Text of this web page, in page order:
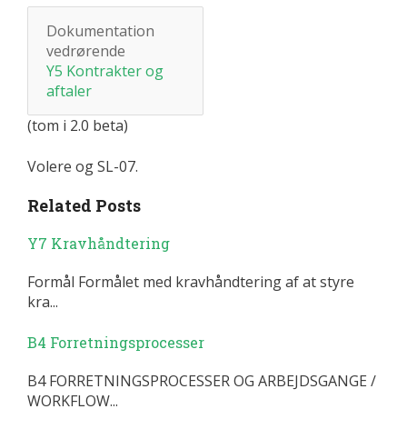
Dokumentation
vedrørende
Y5 Kontrakter og
aftaler
(tom i 2.0 beta)
Volere og SL-07.
Related Posts
Y7 Kravhåndtering
Formål Formålet med kravhåndtering af at styre
kra...
B4 Forretningsprocesser
B4 FORRETNINGSPROCESSER OG ARBEJDSGANGE /
WORKFLOW...